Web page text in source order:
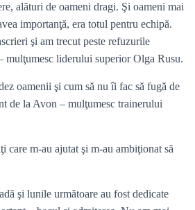
alături de oameni dragi. Şi oameni mai
importanţă, era totul pentru echipă.
şi am trecut peste refuzurile
mulţumesc liderului superior Olga Rusu.
oamenii şi cum să nu îi fac să fugă de
de la Avon – mulţumesc trainerului
care m-au ajutat şi m-au ambiţionat să
şi lunile următoare au fost dedicate